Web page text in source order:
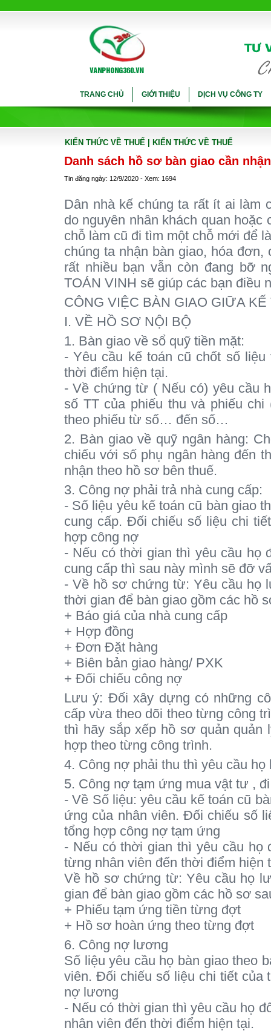
TRANG CHỦ GIỚI THIỆU DỊCH VỤ CÔNG TY
KIẾN THỨC VỀ THUẾ | KIẾN THỨC VỀ THUẾ
Danh sách hồ sơ bàn giao cần
Tin đăng ngày: 12/9/2020 - Xem: 1694
Dân nhà kế chúng ta rất ít ai làm
do nguyên nhân khách quan
chỗ làm cũ đi tìm một chỗ mới để
chúng ta nhận bàn giao, hóa
rất nhiều bạn vẫn còn đang bỡ
TOÁN VINH sẽ giúp các bạn điều
CÔNG VIỆC BÀN GIAO GIỮA
I. VỀ HỒ SƠ NỘI BỘ
1. Bàn giao về sổ quỹ tiền mặt:
- Yêu cầu kế toán cũ chốt số
thời điểm hiện tại.
- Về chứng từ ( Nếu có) yêu cầu
số TT của phiếu thu và phiếu
theo phiếu từ số… đến số…
2. Bàn giao về quỹ ngân hàng:
chiếu với số phụ ngân hàng đến
nhận theo hồ sơ bên thuế.
3. Công nợ phải trả nhà cung cấp:
- Số liệu yêu kế toán cũ bàn giao
cung cấp. Đối chiếu số liệu chi
hợp công nợ
- Nếu có thời gian thì yêu cầu họ
cung cấp thì sau này mình sẽ đỡ
- Về hồ sơ chứng từ: Yêu cầu họ
thời gian để bàn giao gồm các hồ
+ Báo giá của nhà cung cấp
+ Hợp đồng
+ Đơn Đặt hàng
+ Biên bản giao hàng/ PXK
+ Đối chiếu công nợ
Lưu ý: Đối xây dựng có những
cấp vừa theo dõi theo từng công
thì hãy sắp xếp hồ sơ quản quản
hợp theo từng công trình.
4. Công nợ phải thu thì yêu cầu
5. Công nợ tạm ứng mua vật tư ,
- Về Số liệu: yêu cầu kế toán cũ
ứng của nhân viên. Đối chiếu số
tổng hợp công nợ tạm ứng
- Nếu có thời gian thì yêu cầu
từng nhân viên đến thời điểm hiện
Về hồ sơ chứng từ: Yêu cầu họ
gian để bàn giao gồm các hồ sơ
+ Phiếu tạm ứng tiền từng đợt
+ Hồ sơ hoàn ứng theo từng đợt
6. Công nợ lương
Số liệu yêu cầu họ bàn giao theo
viên. Đối chiếu số liệu chi tiết của
nợ lương
- Nếu có thời gian thì yêu cầu họ
nhân viên đến thời điểm hiện tại.